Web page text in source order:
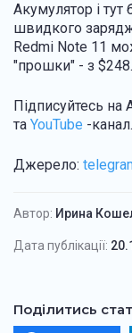
Акумулятор і тут
швидкого
Redmi Note 11
"прошки" - з $248.
Підписуйтесь на
та YouTube -канал.
Джерело:
Автор: Ирина
Дата публікації:
Поділитись